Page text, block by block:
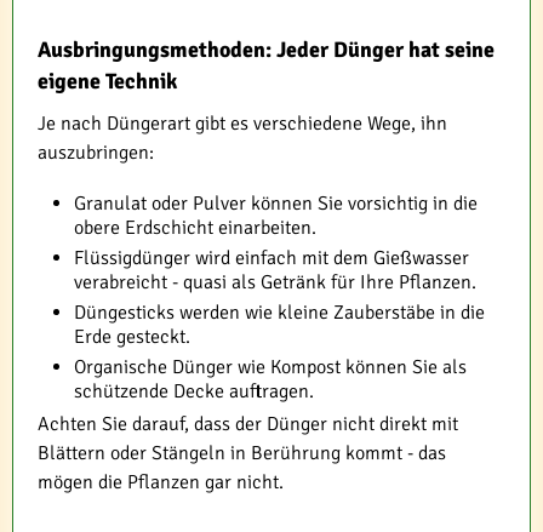
Ausbringungsmethoden: Jeder Dünger hat seine
eigene Technik
Je nach Düngerart gibt es verschiedene Wege, ihn
auszubringen:
Granulat oder Pulver können Sie vorsichtig in die
obere Erdschicht einarbeiten.
Flüssigdünger wird einfach mit dem Gießwasser
verabreicht - quasi als Getränk für Ihre Pflanzen.
Düngesticks werden wie kleine Zauberstäbe in die
Erde gesteckt.
Organische Dünger wie Kompost können Sie als
schützende Decke auftragen.
Achten Sie darauf, dass der Dünger nicht direkt mit
Blättern oder Stängeln in Berührung kommt - das
mögen die Pflanzen gar nicht.